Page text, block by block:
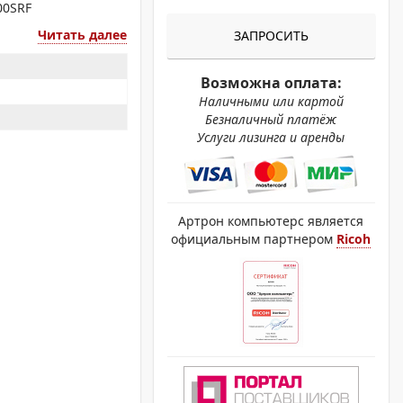
ПРИНТЕРЫ
Читать далее
ЗАПРОСИТЬ
Возможна оплата:
Наличными или картой
Безналичный платёж
Услуги лизинга и аренды
Артрон компьютерс является
официальным партнером Ricoh